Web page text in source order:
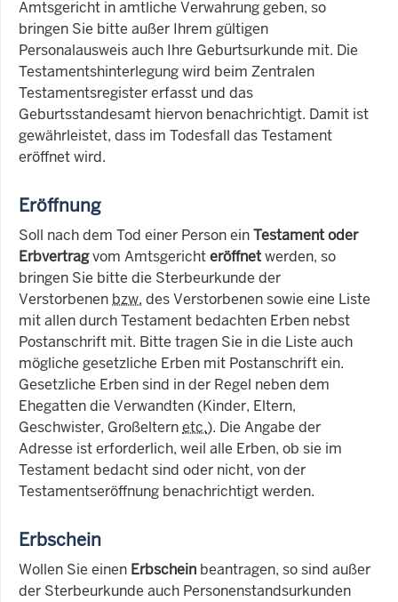
Amtsgericht in amtliche Verwahrung geben, so
bringen Sie bitte außer Ihrem gültigen
Personalausweis auch Ihre Geburtsurkunde mit. Die
Testamentshinterlegung wird beim Zentralen
Testamentsregister erfasst und das
Geburtsstandesamt hiervon benachrichtigt. Damit ist
gewährleistet, dass im Todesfall das Testament
eröffnet wird.
Eröffnung
Soll nach dem Tod einer Person einTestament oder
Erbvertragvom Amtsgerichteröffnetwerden, so
bringen Sie bitte die Sterbeurkunde der
Verstorbenenbzw. des Verstorbenen sowie eine Liste
mit allen durch Testament bedachten Erben nebst
Postanschrift mit. Bitte tragen Sie in die Liste auch
mögliche gesetzliche Erben mit Postanschrift ein.
Gesetzliche Erben sind in der Regel neben dem
Ehegatten die Verwandten (Kinder, Eltern,
Geschwister, Großelternetc.). Die Angabe der
Adresse ist erforderlich, weil alle Erben, ob sie im
Testament bedacht sind oder nicht, von der
Testamentseröffnung benachrichtigt werden.
Erbschein
Wollen Sie einen Erbschein beantragen, so sind außer
der Sterbeurkunde auch Personenstandsurkunden